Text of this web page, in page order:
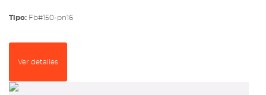
Tipo: fb#150-pn16
Ver detalles